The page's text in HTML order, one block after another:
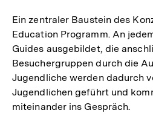
Ein zentraler Baustein des
Education Programm. An
Guides ausgebildet, die
Besuchergruppen durch die
Jugendliche werden dadurch
Jugendlichen geführt und
miteinander ins Gespräch.